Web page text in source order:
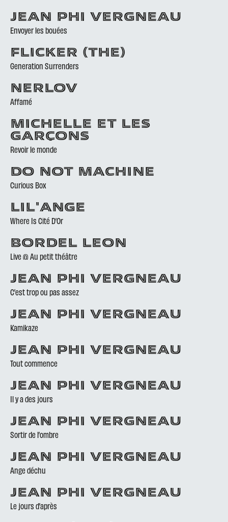
JEAN PHI VERGNEAU
Envoyer les bouées
FLICKER (THE)
Generation Surrenders
NERLOV
Affamé
MICHELLE ET LES
GARÇONS
Revoir le monde
DO NOT MACHINE
Curious Box
LIL'ANGE
Where Is Cité D’Or
BORDEL LEON
Live @ Au petit théâtre
JEAN PHI VERGNEAU
C’est trop ou pas assez
JEAN PHI VERGNEAU
Kamikaze
JEAN PHI VERGNEAU
Tout commence
JEAN PHI VERGNEAU
Il y a des jours
JEAN PHI VERGNEAU
Sortir de l’ombre
JEAN PHI VERGNEAU
Ange déchu
JEAN PHI VERGNEAU
Le jours d’après